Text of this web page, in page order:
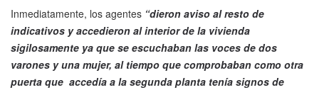
Inmediatamente, los agentes “dieron aviso al resto de
indicativos y accedieron al interior de la vivienda
sigilosamente ya que se escuchaban las voces de dos
varones y una mujer, al tiempo que comprobaban como otra
puerta que accedía a la segunda planta tenía signos de